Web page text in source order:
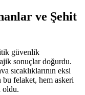
ve Şehit
güvenlik
sonuçlar doğurdu.
sıcaklıklarının eksi
bu felaket, hem askeri
oldu.